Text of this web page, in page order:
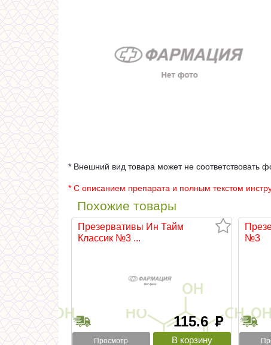
* Внешний вид товара может не соответствовать
* С описанием препарата и полным текстом
Похожие товары
Презервативы Ин Тайм
Классик №3 ...
115.6руб
Просмотр
№3